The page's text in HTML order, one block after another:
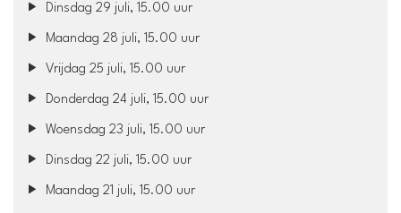
Dinsdag 29 juli, 15.00 uur
Maandag 28 juli, 15.00 uur
Vrijdag 25 juli, 15.00 uur
Donderdag 24 juli, 15.00 uur
Woensdag 23 juli, 15.00 uur
Dinsdag 22 juli, 15.00 uur
Maandag 21 juli, 15.00 uur